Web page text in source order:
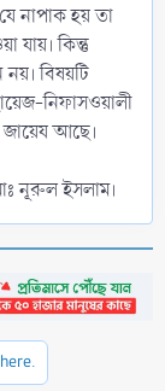
নাপাক হয় তা
যায়। কিন্তু
বিষয়টি
নিফাসওয়ালী
আছে।
নূরুল ইসলাম।